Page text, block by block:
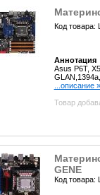
Код товара:
Аннотация
Asus P6T,
...описание »
Товар
GENE
Код товара: